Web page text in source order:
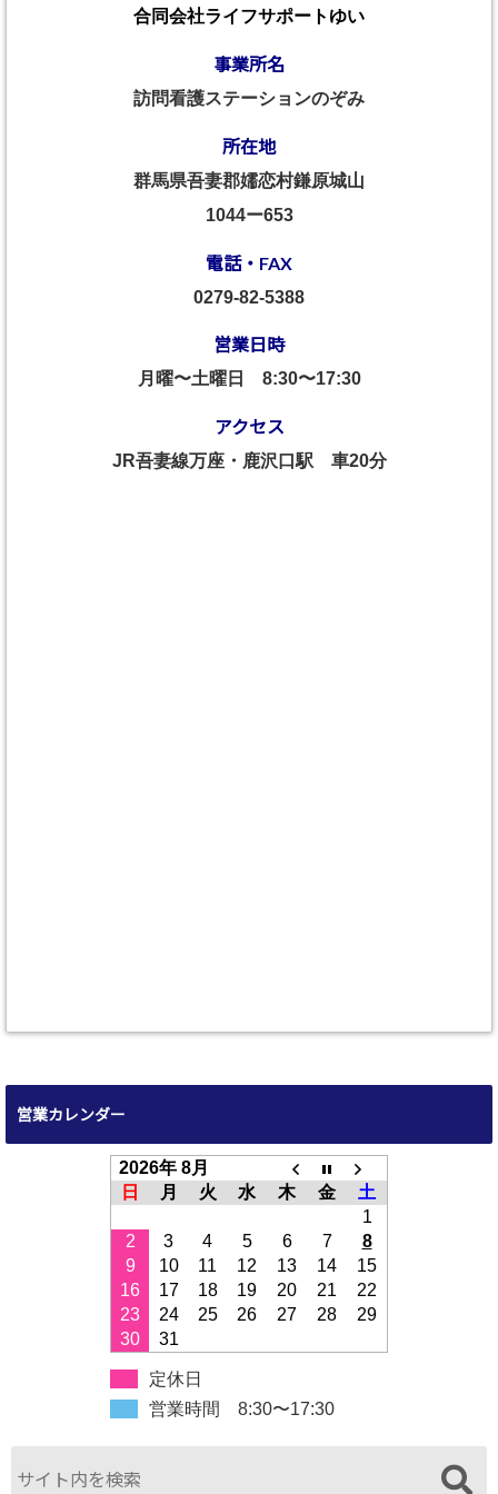
合同会社ライフサポートゆい
事業所名
訪問看護ステーションのぞみ
所在地
群馬県吾妻郡嬬恋村鎌原城山
1044ー653
電話・FAX
0279-82-5388
営業日時
月曜〜土曜日 8:30〜17:30
アクセス
JR吾妻線万座・鹿沢口駅 車20分
営業カレンダー
2026年 8月
日
月 火 水 木 金
土
1
2
3 4 5 6 7
8
9
10 11 12 13 14
15
16
17 18 19 20 21
22
23
24 25 26 27 28
29
30
31
定休日
営業時間 8:30〜17:30